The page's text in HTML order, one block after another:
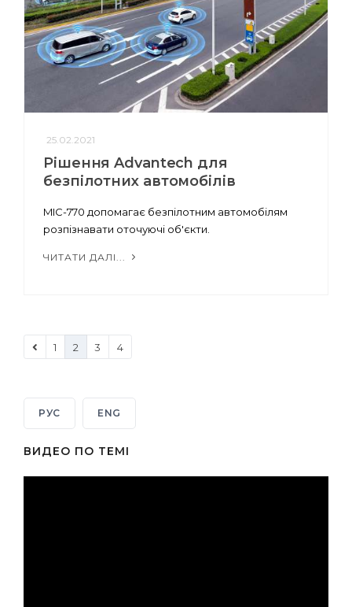
25.02.2021
Рішення Advantech для
безпілотних автомобілів
MIC-770 допомагає безпілотним автомобілям
розпізнавати оточуючі об'єкти.
ЧИТАТИ ДАЛІ...
1 2 3 4
РУС ENG
ВИДЕО ПО ТЕМІ